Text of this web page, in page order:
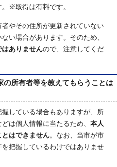
※取得は有料です。
やその住所が更新されていない
い場合があります。そのため、
はありませんので、注意してくだ
所有者等を教えてもらうことは
している場合もありますが、所
は個人情報に当たるため、 本人
はできません。なお、当市が市
把握しているわけではありませ